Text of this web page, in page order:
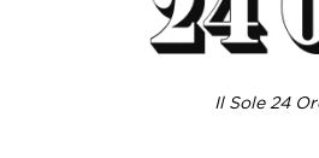
Il Sole 24